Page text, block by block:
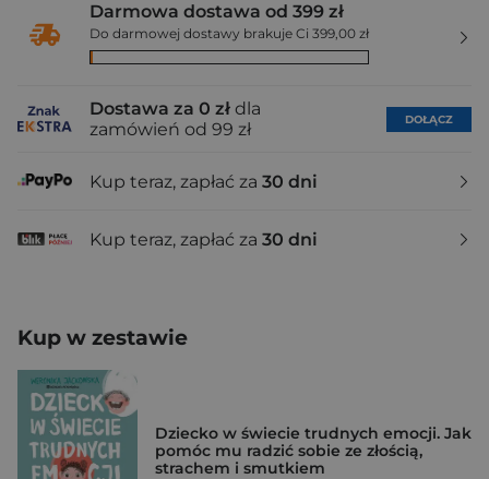
Darmowa dostawa od 399 zł
Do darmowej dostawy brakuje Ci 399,00 zł
Dostawa za 0 zł dla
zamówień od 99 zł
DOŁĄCZ
Kup teraz, zapłać za 30 dni
Kup teraz, zapłać za 30 dni
Kup w zestawie
Dziecko w świecie trudnych emocji. Jak
pomóc mu radzić sobie ze złością,
strachem i smutkiem